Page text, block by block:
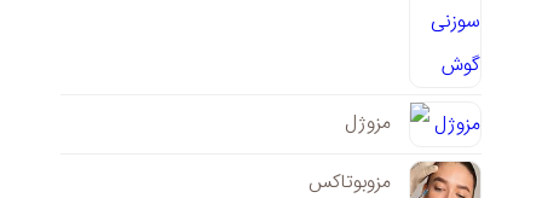
مزوژل
مزوبوتاکس